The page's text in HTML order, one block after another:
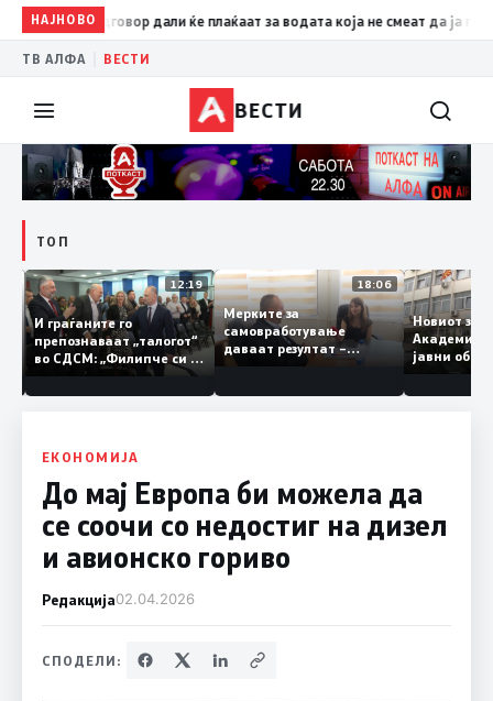
НАЈНОВО12:45Гостиварци чекаат одговор дали ќе плаќаат за водата
ТВ АЛФА ВЕСТИ
ВЕСТИ
ТОП
12:19
И граѓаните го
препознаваат „талогот“
во СДСМ: „Филипче си е
добар неврохирург, не
треба се занимава со
18:06
Мерките за
самовработување
даваат резултат –
невработеноста на
од 11,3%
Новиот
јавни
наскоро
ЕКОНОМИЈА
До мај Европа би можела да
се соочи со недостиг на дизел
и авионско гориво
Редакција02.04.2026
СПОДЕЛИ: